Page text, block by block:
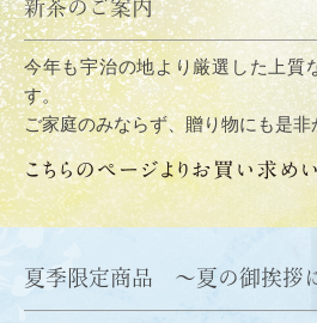
新茶のご案内
今年も宇治の地より厳選した上質
す。
ご家庭のみならず、贈り物にも是
夏季限定商品 ～夏の御挨拶